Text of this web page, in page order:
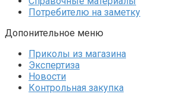
Потребителю на заметку
Допонительное меню
Приколы из магазина
Экспертиза
Новости
Контрольная закупка